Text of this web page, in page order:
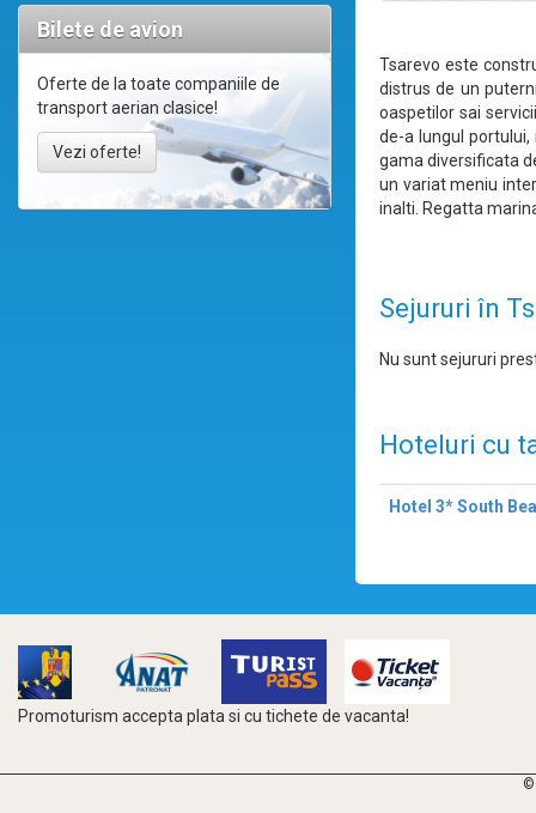
Bilete de avion
Oferte de la toate companiile de
transport aerian clasice!
Vezi oferte!
Tsarevo este
distrus de un
oaspetilor sai
de-a lungul
gama diversificata
un variat meniu
inalti. Regatta
Sejururi în
Nu sunt sejururi
Hoteluri cu
Hotel 3* South
Promoturism accepta plata si cu tichete de vacanta!
©